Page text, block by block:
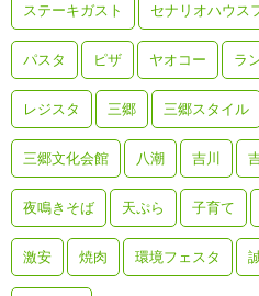
ステーキガスト セナリオハウス
パスタ ピザ ヤオコー ラ
レジスタ 三郷 三郷スタイル
三郷文化会館 八潮 吉川
夜鳴きそば 天ぷら 子育て
激安 焼肉 環境フェスタ